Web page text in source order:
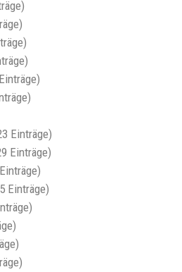
Einträge)
Einträge)
Einträge)